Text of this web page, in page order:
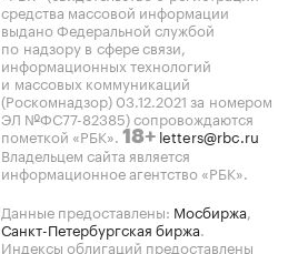
средства массовой информации
выдано Федеральной службой
по надзору в сфере связи,
информационных технологий
и массовых коммуникаций
(Роскомнадзор) 03.12.2021 за номером
ЭЛ №ФС77-82385) сопровождаются
пометкой «РБК». 18+ letters@rbc.ru
Владельцем сайта является
информационное агентство «РБК».
Данные предоставлены: Мосбиржа,
Санкт-Петербургская биржа.
Индексы облигаций предоставлены